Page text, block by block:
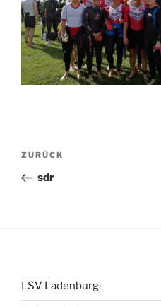
Beitragsnavigation
Vorheriger
Beitrag
ZURÜCK
sdr
LSV Ladenburg